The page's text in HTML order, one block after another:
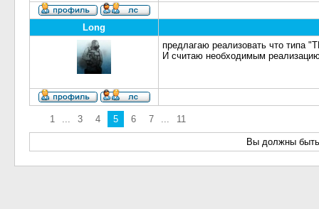
Long
предлагаю реализовать что
И считаю необходимым
1 ... 3 4 5 6 7 ... 11
Вы должны